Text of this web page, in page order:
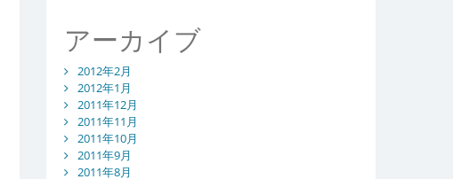
アーカイブ
2012年2月
2012年1月
2011年12月
2011年11月
2011年10月
2011年9月
2011年8月